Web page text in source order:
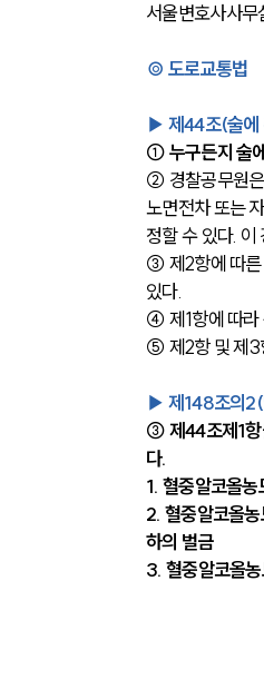
서울변호사사무
◎ 도로교통법
▶ 제44조(술에
① 누구든지 술
② 경찰공무원은
노면전차 또는
정할 수 있다. 이
③ 제2항에 따른
있다.
④ 제1항에 따라
⑤ 제2항 및 제3
▶ 제148조의
③ 제44조제1항
다.
1. 혈중알코올
2. 혈중알코올
하의 벌금
3. 혈중알코올